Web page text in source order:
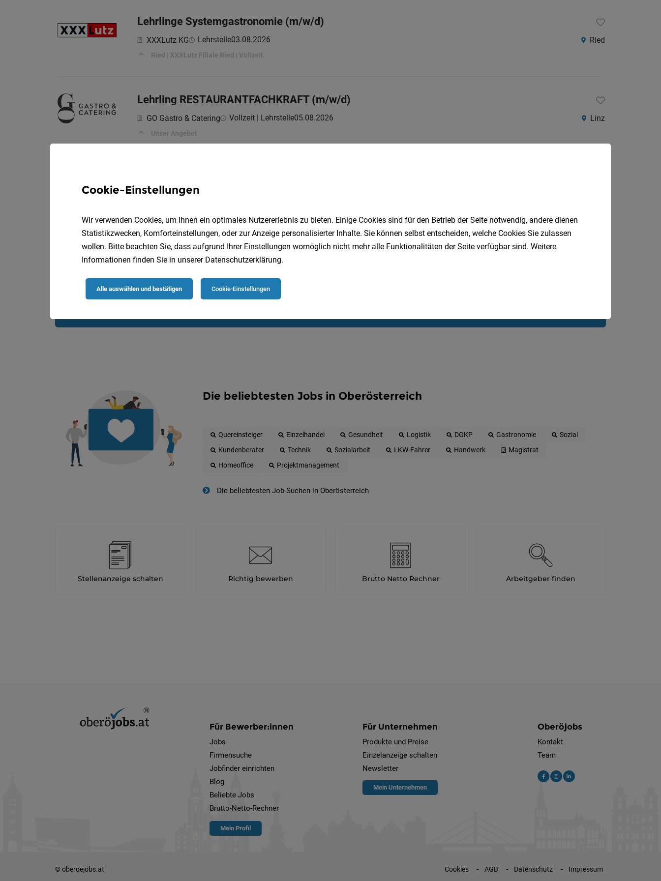
Lehrlinge Systemgastronomie (m/w/d)
XXXLutz KG Lehrstelle03.08.2026 Ried
Ried | XXXLutz Filiale Ried | Vollzeit
Lehrling RESTAURANTFACHKRAFT (m/w/d)
GO Gastro & Catering Vollzeit | Lehrstelle05.08.2026 Linz
Unser Angebot
Speichere deine Suche als Jobfinder.
Erhalte alle neuen Stellenangebote automatisch per E-Mail.
Die beliebtesten Jobs in Oberösterreich
Quereinsteiger Einzelhandel Gesundheit Logistik DGKP Gastronomie
Sozial
Kundenberater
Technik Sozialarbeit LKW-Fahrer Handwerk
Magistrat
Homeoffice
Projektmanagement
Die beliebtesten Job-Suchen in Oberösterreich
Stellenanzeige schalten Richtig bewerben Brutto Netto Rechner Arbeitgeber finden
Für Bewerber:innen
Jobs
Firmensuche
Jobfinder einrichten
Blog
Beliebte Jobs
Brutto-Netto-Rechner
Mein Profil
Für Unternehmen
Produkte und Preise
Einzelanzeige schalten
Newsletter
Mein Unternehmen
Oberöjobs
Kontakt
Team
© oberoejobs.at Cookies AGB Datenschutz Impressum
Cookie-Einstellungen
Wir verwenden Cookies, um Ihnen ein optimales Nutzererlebnis zu bieten. Einige Cookies sind für den Betrieb der Seite notwendig, andere dienen
Statistikzwecken, Komforteinstellungen, oder zur Anzeige personalisierter Inhalte. Sie können selbst entscheiden, welche Cookies Sie zulassen
wollen. Bitte beachten Sie, dass aufgrund Ihrer Einstellungen womöglich nicht mehr alle Funktionalitäten der Seite verfügbar sind. Weitere
Informationen finden Sie in unserer Datenschutzerklärung.
Alle auswählen und bestätigen Cookie-Einstellungen